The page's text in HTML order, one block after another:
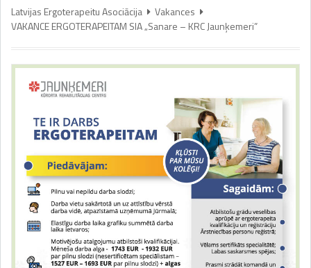
Latvijas Ergoterapeitu Asociācija
Vakances
VAKANCE ERGOTERAPEITAM SIA „Sanare – KRC Jaunķemeri”